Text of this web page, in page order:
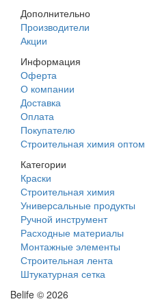
Дополнительно
Производители
Акции
Информация
Оферта
О компании
Доставка
Оплата
Покупателю
Строительная химия оптом
Категории
Краски
Строительная химия
Универсальные продукты
Ручной инструмент
Расходные материалы
Монтажные элементы
Строительная лента
Штукатурная сетка
Belife © 2026